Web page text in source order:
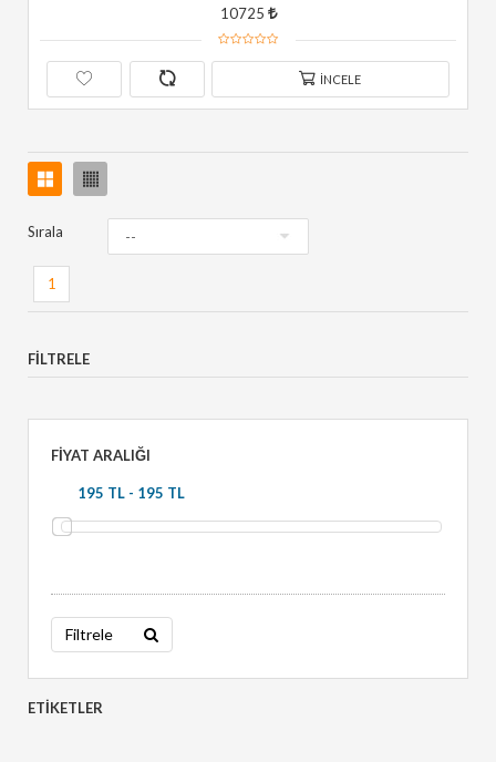
10725
İNCELE
Sırala
1
FILTRELE
FIYAT ARALIĞI
Filtrele
ETIKETLER